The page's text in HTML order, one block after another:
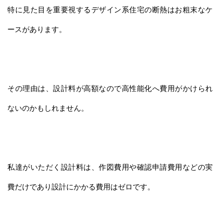
特に見た目を重要視するデザイン系住宅の断熱はお粗末なケ
ースがあります。
その理由は、設計料が高額なので高性能化へ費用がかけられ
ないのかもしれません。
私達がいただく設計料は、作図費用や確認申請費用などの実
費だけであり設計にかかる費用はゼロです。